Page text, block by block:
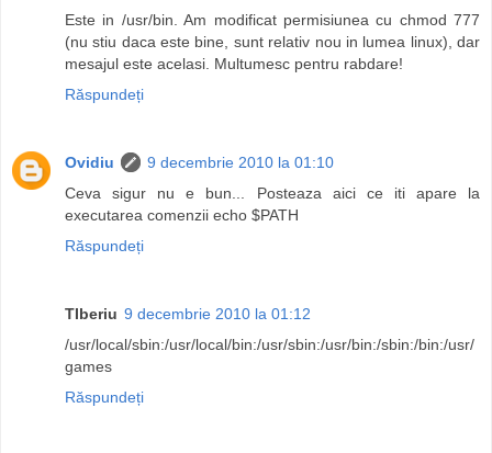
Este in /usr/bin. Am modificat permisiunea cu chmod 777
(nu stiu daca este bine, sunt relativ nou in lumea linux), dar
mesajul este acelasi. Multumesc pentru rabdare!
Răspundeți
Ovidiu
9 decembrie 2010 la 01:10
Ceva sigur nu e bun... Posteaza aici ce iti apare la
executarea comenzii echo $PATH
Răspundeți
TIberiu 9 decembrie 2010 la 01:12
/usr/local/sbin:/usr/local/bin:/usr/sbin:/usr/bin:/sbin:/bin:/usr/
games
Răspundeți